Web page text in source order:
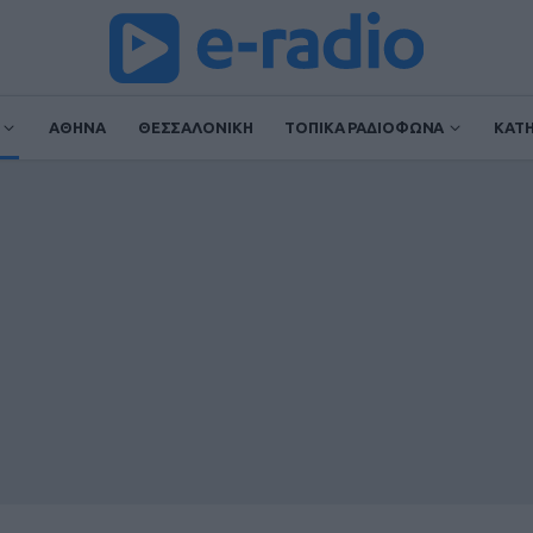
ΑΘΗΝΑ ΘΕΣΣΑΛΟΝΙΚΗ ΤΟΠΙΚΑ ΡΑΔΙΟΦΩΝΑ